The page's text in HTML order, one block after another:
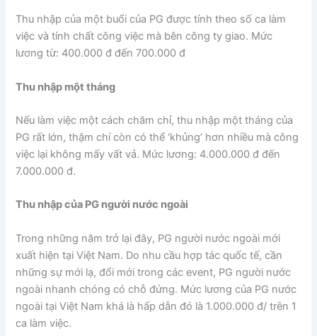
Thu nhập của một buổi của PG được tính theo số ca làm
việc và tính chất công việc mà bên công ty giao. Mức
lương từ: 400.000 đ đến 700.000 đ
Thu nhập một tháng
Nếu làm việc một cách chăm chỉ, thu nhập một tháng của
PG rất lớn, thậm chí còn có thể ‘khủng’ hơn nhiều mà công
việc lại không mấy vất vả. Mức lương: 4.000.000 đ đến
7.000.000 đ.
Thu nhập của PG người nước ngoài
Trong những năm trở lại đây, PG người nước ngoài mới
xuất hiện tại Việt Nam. Do nhu cầu hợp tác quốc tế, cần
những sự mới lạ, đổi mới trong các event, PG người nước
ngoài nhanh chóng có chỗ đứng. Mức lương của PG nước
ngoài tại Việt Nam khá là hấp dẫn đó là 1.000.000 đ/ trên 1
ca làm việc.